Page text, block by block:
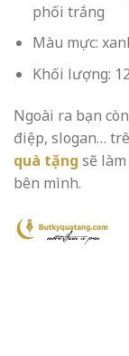
phối trắng
Màu mực:
Khối lượng:
Ngoài ra bạn
điệp, slogan…
quà tặng sẽ
bên mình.